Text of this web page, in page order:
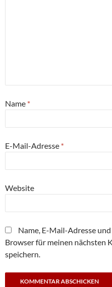
Name *
E-Mail-Adresse *
Website
Name, E-Mail-Adresse
Browser für meinen nächsten
speichern.